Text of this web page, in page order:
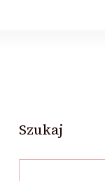
Szukaj